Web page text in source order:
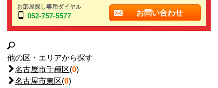
お部屋探し専用ダイヤル
052-757-5577 お問い合わせ
他の区・エリアから探す
名古屋市千種区(0)
名古屋市東区(0)